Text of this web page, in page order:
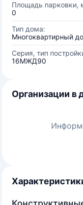
Площадь парковки,
0
Тип дома:
Многоквартирный
Серия, тип
16МЖД90
Организации в